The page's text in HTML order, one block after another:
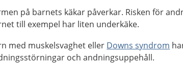
på barnets käkar påverkar. Risken för
till exempel har liten underkäke.
med muskelsvaghet eller Downs syndrom
och andningsuppehåll.